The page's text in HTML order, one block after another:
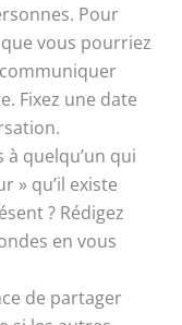
Pour
vous pourriez
Fixez une date
quelqu’un qui
» qu’il existe
? Rédigez
en vous
de partager